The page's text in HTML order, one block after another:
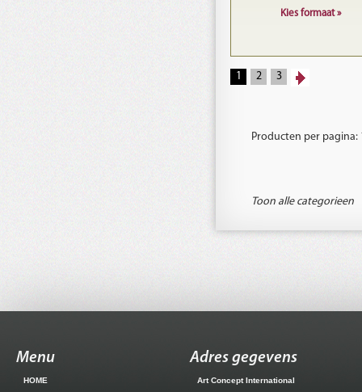
Kies formaat »
1 2 3
Producten per pagina:
Toon alle categorieen
Menu
HOME
Adres gegevens
Art Concept International